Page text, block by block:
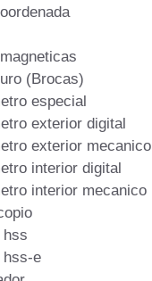
(Brocas)
especial
exterior digital
exterior mecanico
interior digital
interior mecanico
hss
hss-e